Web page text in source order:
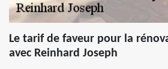
Le tarif de faveur pour la
avec Reinhard Joseph